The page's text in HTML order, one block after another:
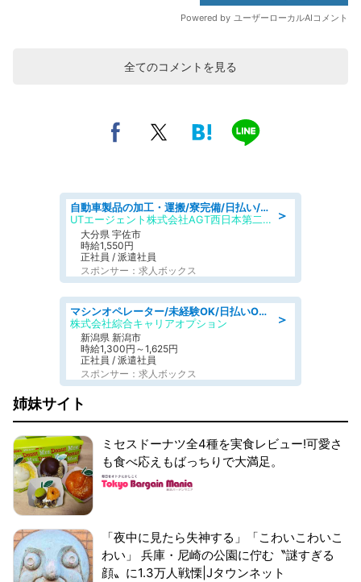
全てのコメントを見る
＞
自動車製品の加工・運搬/寮完備/日払い/工場・製造
UTエージェント株式会社AGT西日本第二CU
大分県 宇佐市
時給1,550円
正社員 / 派遣社員
スポンサー：求人ボックス
＞
マシンオペレーター/未経験OK/日払いOK/寮完備/交替制/20・30・40代活躍中
株式会社綜合キャリアオプション
新潟県 新潟市
時給1,300円～1,625円
正社員 / 派遣社員
スポンサー：求人ボックス
姉妹サイト
ミセスドーナツ全4種を実食レビュー!可愛さ
も食べ応えもばっちりで大満足。
「夜中に見たら失神する」「こわいこわいこ
わい」 兵庫・尼崎の公園に佇む〝謎すぎる
顔〟に1.3万人戦慄|Jタウンネット